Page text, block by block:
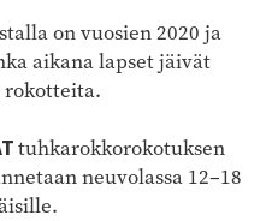
on vuosien 2020 ja
aikana lapset jäivät
tuhkarokkorokotuksen
neuvolassa 12–18